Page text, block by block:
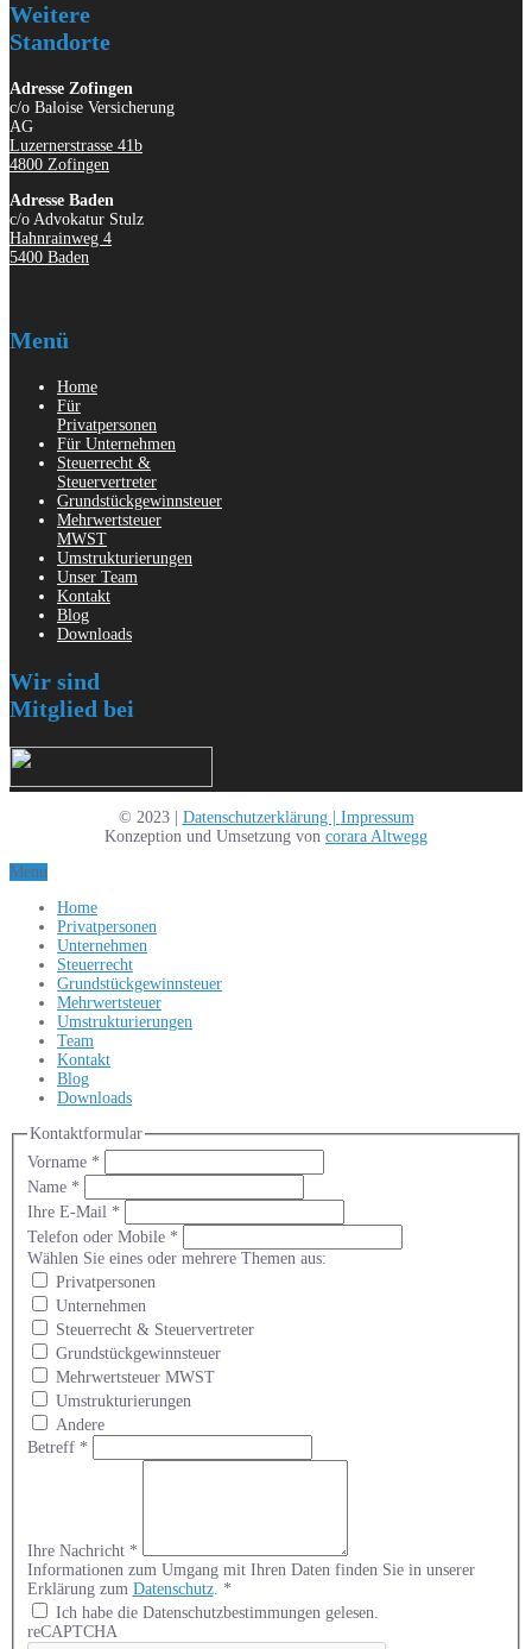
Weitere
Standorte
Adresse Zofingen
c/o Baloise Versicherung
AG
Luzernerstrasse 41b
4800 Zofingen
Adresse Baden
c/o Advokatur Stulz
Hahnrainweg 4
5400 Baden
Menü
Home
Für
Privatpersonen
Für Unternehmen
Steuerrecht &
Steuervertreter
Grundstückgewinnsteuer
Mehrwertsteuer
MWST
Umstrukturierungen
Unser Team
Kontakt
Blog
Downloads
Wir sind
Mitglied bei
© 2023 | Datenschutzerklärung | Impressum
Konzeption und Umsetzung von corara Altwegg
Menu
Home
Privatpersonen
Unternehmen
Steuerrecht
Grundstückgewinnsteuer
Mehrwertsteuer
Umstrukturierungen
Team
Kontakt
Blog
Downloads
Kontaktformular
Vorname *
Name *
Ihre E-Mail *
Telefon oder Mobile *
Wählen Sie eines oder mehrere Themen aus:
Privatpersonen
Unternehmen
Steuerrecht & Steuervertreter
Grundstückgewinnsteuer
Mehrwertsteuer MWST
Umstrukturierungen
Andere
Betreff *
Ihre Nachricht *
Informationen zum Umgang mit Ihren Daten finden Sie in unserer
Erklärung zum Datenschutz. *
Ich habe die Datenschutzbestimmungen gelesen.
reCAPTCHA